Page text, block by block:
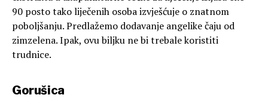
90 posto tako liječenih osoba izvješćuje o znatnom
poboljšanju. Predlažemo dodavanje angelike čaju od
zimzelena. Ipak, ovu biljku ne bi trebale koristiti
trudnice.
Gorušica